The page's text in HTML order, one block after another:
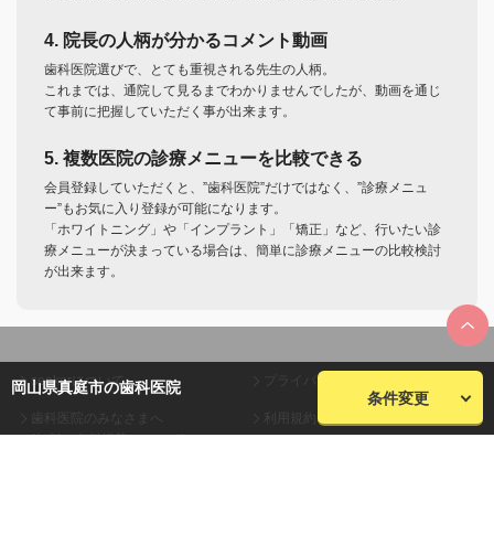
岡山県真庭市の歯科医院
条件変更
4. 院長の人柄が分かるコメント動画
歯科医院選びで、とても重視される先生の人柄。
これまでは、通院して見るまでわかりませんでしたが、動画を通じ
て事前に把握していただく事が出来ます。
5. 複数医院の診療メニューを比較できる
会員登録していただくと、”歯科医院”だけではなく、”診療メニュ
ー”もお気に入り登録が可能になります。
「ホワイトニング」や「インプラント」「矯正」など、行いたい診
療メニューが決まっている場合は、簡単に診療メニューの比較検討
が出来ます。
seekerについて
歯科医院のみなさまへ
(無料・有料掲載について)
プライバシーポリシー